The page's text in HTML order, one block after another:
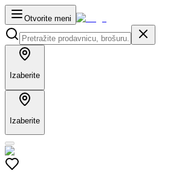
Otvorite meni
Izaberite
Izaberite